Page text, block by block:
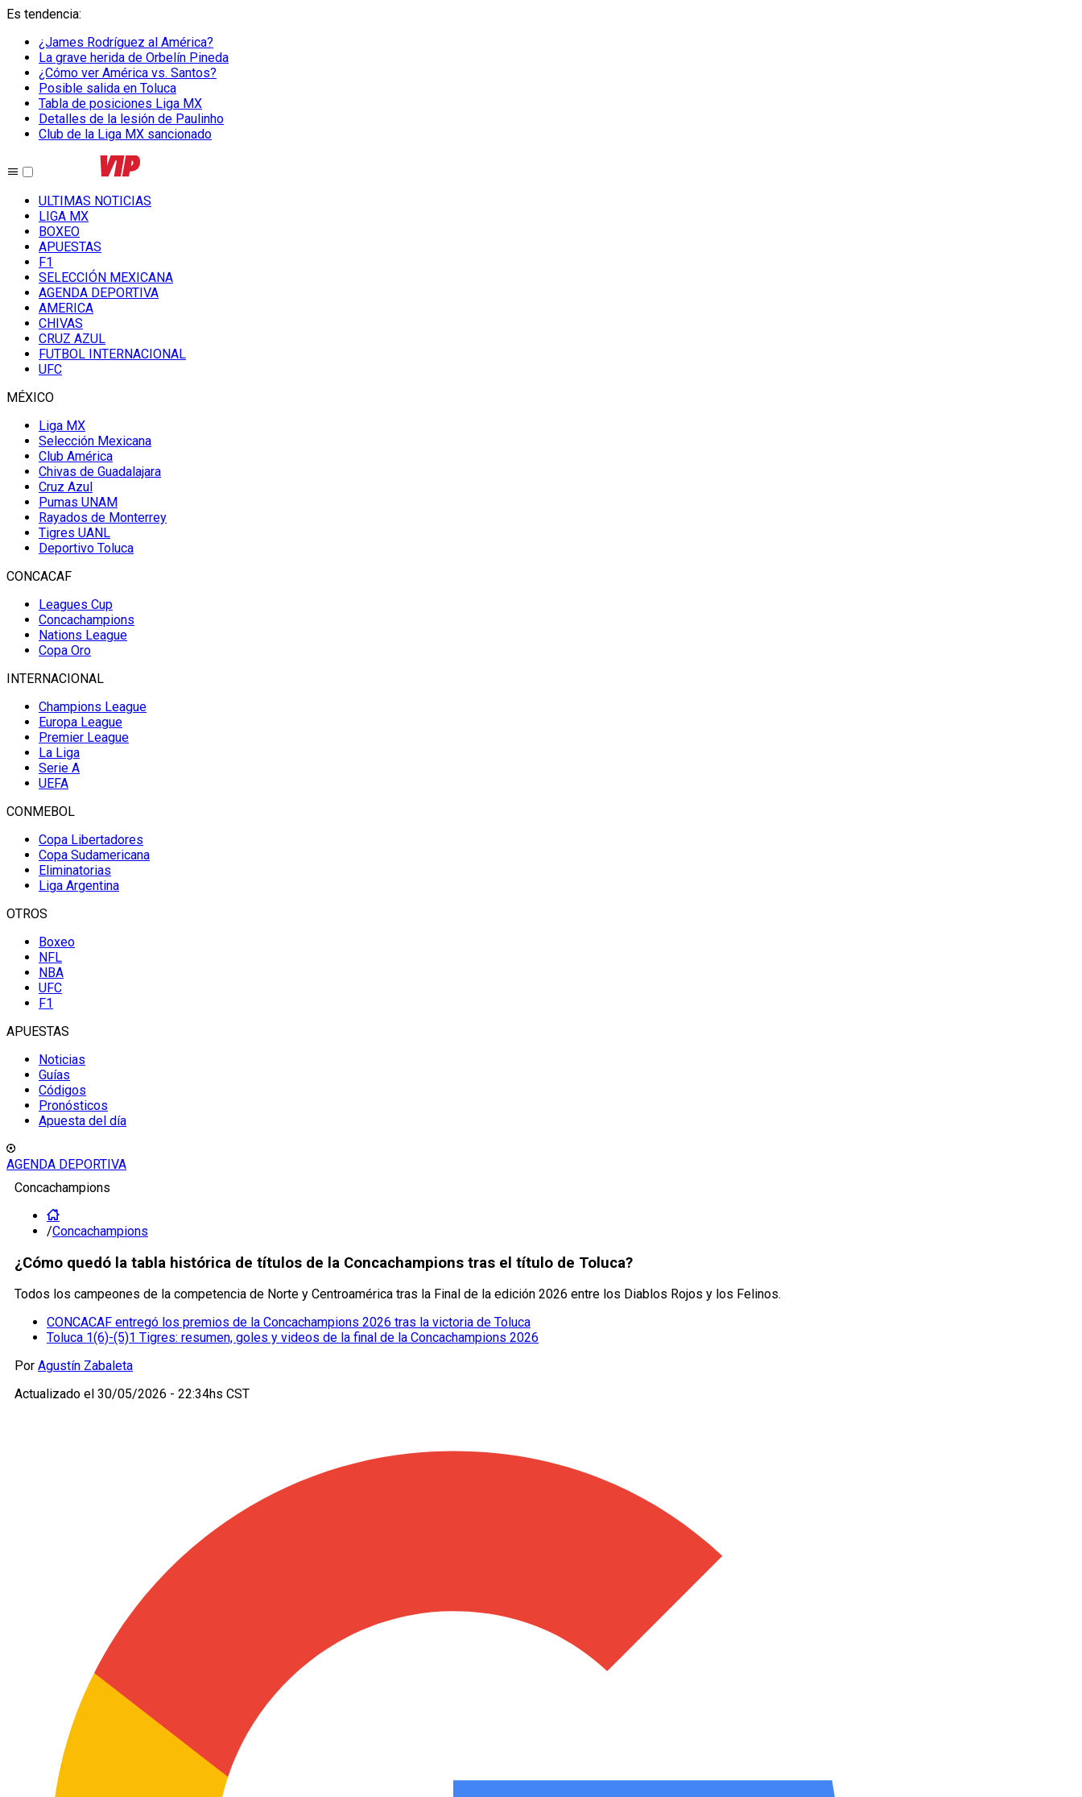
Es tendencia:
¿James Rodríguez al América?
La grave herida de Orbelín Pineda
¿Cómo ver América vs. Santos?
Posible salida en Toluca
Tabla de posiciones Liga MX
Detalles de la lesión de Paulinho
Club de la Liga MX sancionado
ULTIMAS NOTICIAS
LIGA MX
BOXEO
APUESTAS
F1
SELECCIÓN MEXICANA
AGENDA DEPORTIVA
AMERICA
CHIVAS
CRUZ AZUL
FUTBOL INTERNACIONAL
UFC
MÉXICO
Liga MX
Selección Mexicana
Club América
Chivas de Guadalajara
Cruz Azul
Pumas UNAM
Rayados de Monterrey
Tigres UANL
Deportivo Toluca
CONCACAF
Leagues Cup
Concachampions
Nations League
Copa Oro
INTERNACIONAL
Champions League
Europa League
Premier League
La Liga
Serie A
UEFA
CONMEBOL
Copa Libertadores
Copa Sudamericana
Eliminatorias
Liga Argentina
OTROS
Boxeo
NFL
NBA
UFC
F1
APUESTAS
Noticias
Guías
Códigos
Pronósticos
Apuesta del día
AGENDA DEPORTIVA
Concachampions
/Concachampions
¿Cómo quedó la tabla histórica de títulos de la Concachampions tras el título de Toluca?
Todos los campeones de la competencia de Norte y Centroamérica tras la Final de la edición 2026 entre los Diablos Rojos y los Felinos.
CONCACAF entregó los premios de la Concachampions 2026 tras la victoria de Toluca
Toluca 1(6)-(5)1 Tigres: resumen, goles y videos de la final de la Concachampions 2026
Por Agustín Zabaleta
Actualizado el 30/05/2026 - 22:34hs CST